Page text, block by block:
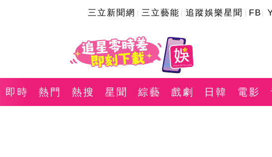
三立新聞網 三立藝能 追蹤娛樂星聞 FB
即時 熱門 熱搜 星聞 綜藝 戲劇 日韓 電影